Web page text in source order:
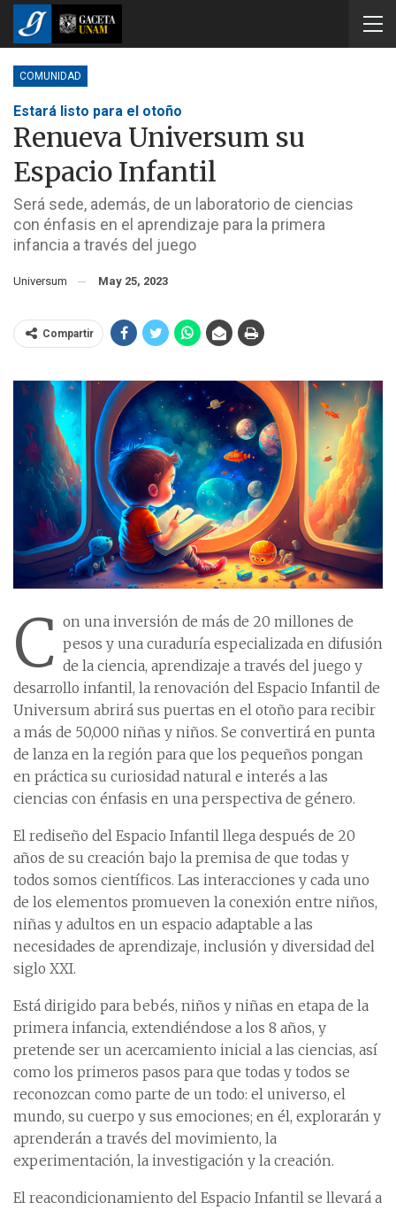
COMUNIDAD
Estará listo para el otoño
Renueva Universum su
Espacio Infantil
Será sede, además, de un laboratorio de ciencias
con énfasis en el aprendizaje para la primera
infancia a través del juego
Universum May 25, 2023
Compartir
C on una inversión de más de 20 millones de
pesos y una curaduría especializada en difusión
de la ciencia, aprendizaje a través del juego y
desarrollo infantil, la renovación del Espacio Infantil de
Universum abrirá sus puertas en el otoño para recibir
a más de 50,000 niñas y niños. Se convertirá en punta
de lanza en la región para que los pequeños pongan
en práctica su curiosidad natural e interés a las
ciencias con énfasis en una perspectiva de género.
El rediseño del Espacio Infantil llega después de 20
años de su creación bajo la premisa de que todas y
todos somos científicos. Las interacciones y cada uno
de los elementos promueven la conexión entre niños,
niñas y adultos en un espacio adaptable a las
necesidades de aprendizaje, inclusión y diversidad del
siglo XXI.
Está dirigido para bebés, niños y niñas en etapa de la
primera infancia, extendiéndose a los 8 años, y
pretende ser un acercamiento inicial a las ciencias, así
como los primeros pasos para que todas y todos se
reconozcan como parte de un todo: el universo, el
mundo, su cuerpo y sus emociones; en él, explorarán y
aprenderán a través del movimiento, la
experimentación, la investigación y la creación.
El reacondicionamiento del Espacio Infantil se llevará a